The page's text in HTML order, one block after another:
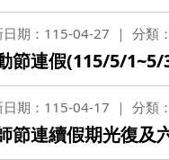
日期：115-04-27 分類
節連假(115/5/
日期：115-04-17 分類
節連續假期光復及